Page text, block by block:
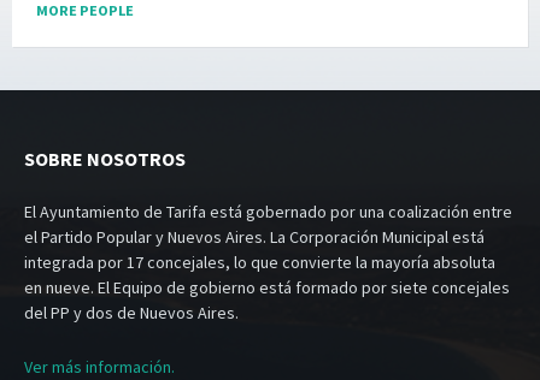
MORE PEOPLE
SOBRE NOSOTROS
El Ayuntamiento de Tarifa está gobernado por una coalización entre
el Partido Popular y Nuevos Aires. La Corporación Municipal está
integrada por 17 concejales, lo que convierte la mayoría absoluta
en nueve. El Equipo de gobierno está formado por siete concejales
del PP y dos de Nuevos Aires.
Ver más información.